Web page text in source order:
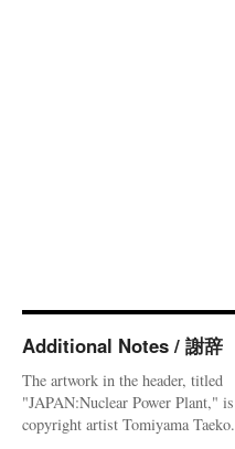
Additional Notes / 謝辞
The artwork in the header, titled
"JAPAN:Nuclear Power Plant," is
copyright artist Tomiyama Taeko.